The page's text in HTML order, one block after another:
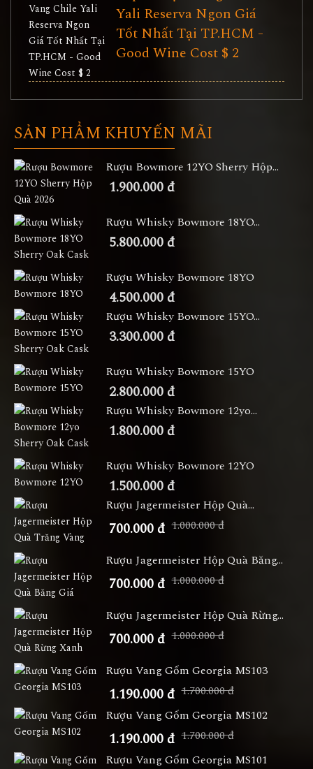
Yali Reserva Ngon Giá
Tốt Nhất Tại TP.HCM -
Good Wine Cost $ 2
SẢN PHẨM KHUYẾN MÃI
Rượu Bowmore 12YO Sherry Hộp...
1.900.000 đ
Rượu Whisky Bowmore 18YO...
5.800.000 đ
Rượu Whisky Bowmore 18YO
4.500.000 đ
Rượu Whisky Bowmore 15YO...
3.300.000 đ
Rượu Whisky Bowmore 15YO
2.800.000 đ
Rượu Whisky Bowmore 12yo...
1.800.000 đ
Rượu Whisky Bowmore 12YO
1.500.000 đ
Rượu Jagermeister Hộp Quà...
700.000 đ 1.000.000 đ
Rượu Jagermeister Hộp Quà Băng...
700.000 đ 1.000.000 đ
Rượu Jagermeister Hộp Quà Rừng...
700.000 đ 1.000.000 đ
Rượu Vang Gốm Georgia MS103
1.190.000 đ 1.700.000 đ
Rượu Vang Gốm Georgia MS102
1.190.000 đ 1.700.000 đ
Rượu Vang Gốm Georgia MS101